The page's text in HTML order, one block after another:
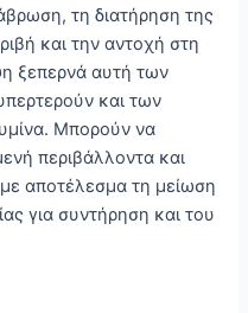
τη διατήρηση της
και την αντοχή στη
ξεπερνά αυτή των
και των
Μπορούν να
περιβάλλοντα και
αποτέλεσμα τη μείωση
για συντήρηση και του